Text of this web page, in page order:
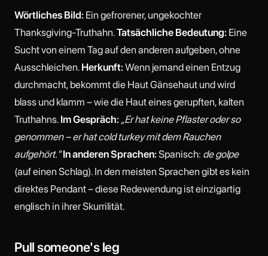
Wörtliches Bild: Ein gefrorener, ungekochter
Thanksgiving-Truthahn.Tatsächliche Bedeutung: Eine
Sucht von einem Tag auf den anderen aufgeben, ohne
Ausschleichen. Herkunft: Wenn jemand einen Entzug
durchmacht, bekommt die Haut Gänsehaut und wird
blass und klamm – wie die Haut eines gerupften, kalten
Truthahns. Im Gespräch: „Er hat keine Pflaster oder so
genommen – er hat cold turkey mit dem Rauchen
aufgehört." In anderen Sprachen: Spanisch: de golpe
(auf einen Schlag). In den meisten Sprachen gibt es kein
direktes Pendant – diese Redewendung ist einzigartig
englisch in ihrer Skurrilität.
Pull someone's leg